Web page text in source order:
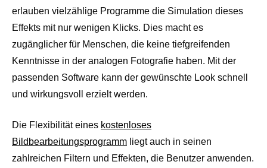
erlauben vielzählige Programme die Simulation dieses
Effekts mit nur wenigen Klicks. Dies macht es
zugänglicher für Menschen, die keine tiefgreifenden
Kenntnisse in der analogen Fotografie haben. Mit der
passenden Software kann der gewünschte Look schnell
und wirkungsvoll erzielt werden.
Die Flexibilität eines kostenloses
Bildbearbeitungsprogramm liegt auch in seinen
zahlreichen Filtern und Effekten, die Benutzer anwenden.